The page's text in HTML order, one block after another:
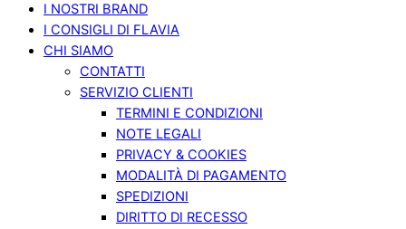
I NOSTRI BRAND
I CONSIGLI DI FLAVIA
CHI SIAMO
CONTATTI
SERVIZIO CLIENTI
TERMINI E CONDIZIONI
NOTE LEGALI
PRIVACY & COOKIES
MODALITÀ DI PAGAMENTO
SPEDIZIONI
DIRITTO DI RECESSO